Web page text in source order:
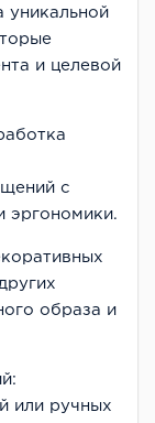
уникальной
и целевой
с
эргономики.
образа и
или ручных